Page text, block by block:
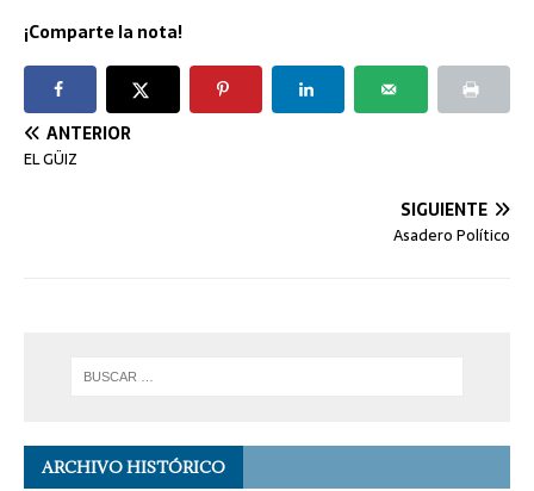
¡Comparte la nota!
ANTERIOR
EL GÜIZ
SIGUIENTE
Asadero Político
ARCHIVO HISTÓRICO